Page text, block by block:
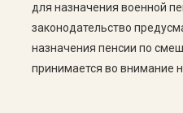
для назначения военной
законодательство
назначения пенсии по
принимается во внимание